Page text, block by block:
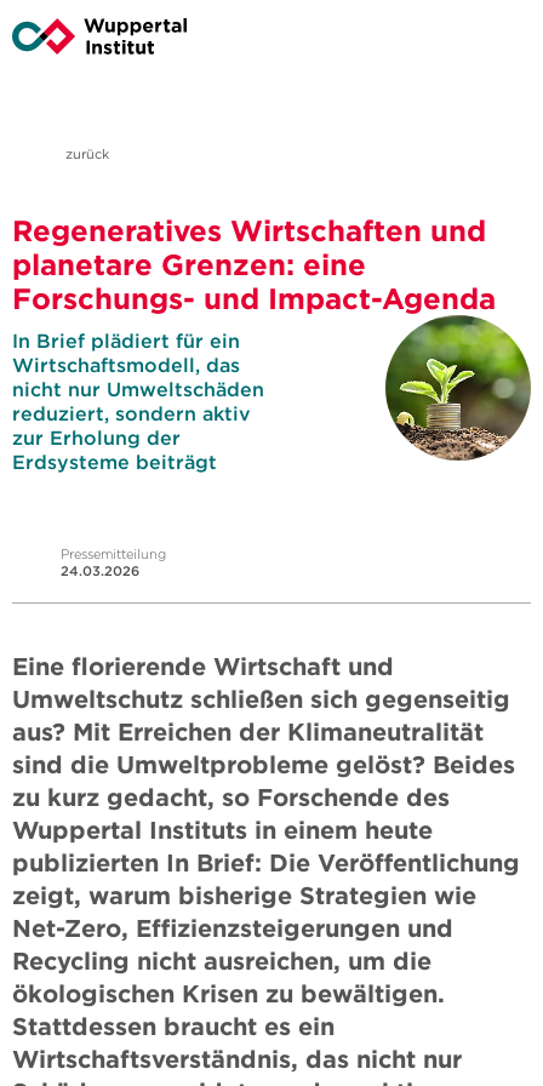
zurück
Regeneratives Wirtschaften und
planetare Grenzen: eine
Forschungs- und Impact-Agenda
In Brief plädiert für ein
Wirtschaftsmodell, das
nicht nur Umweltschäden
reduziert, sondern aktiv
zur Erholung der
Erdsysteme beiträgt
Pressemitteilung
24.03.2026
Eine florierende Wirtschaft und
Umweltschutz schließen sich gegenseitig
aus? Mit Erreichen der Klimaneutralität
sind die Umweltprobleme gelöst? Beides
zu kurz gedacht, so Forschende des
Wuppertal Instituts in einem heute
publizierten In Brief: Die Veröffentlichung
zeigt, warum bisherige Strategien wie
Net-Zero, Effizienzsteigerungen und
Recycling nicht ausreichen, um die
ökologischen Krisen zu bewältigen.
Stattdessen braucht es ein
Wirtschaftsverständnis, das nicht nur